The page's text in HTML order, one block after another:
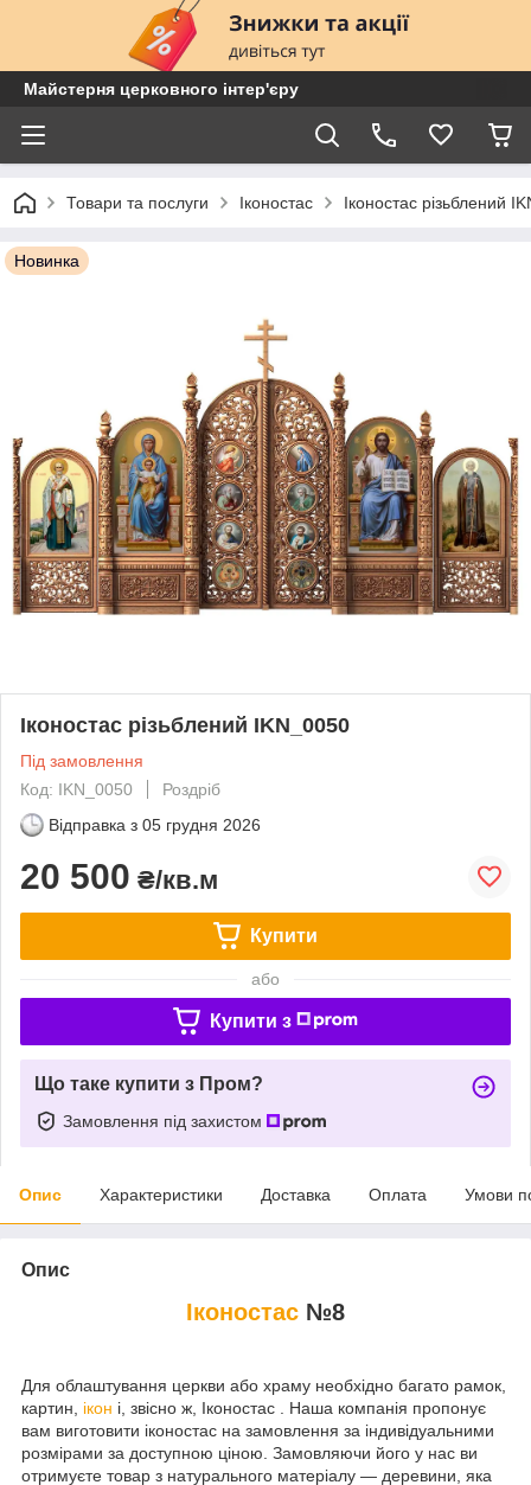
Майстерня церковного інтер'єру
Товари та послуги Іконостас Іконостас різьблений
Новинка
Іконостас різьблений IKN_0050
Під замовлення
Код: IKN_0050
Роздріб
Відправка з 05 грудня 2026
20 500 ₴/кв.м
Купити
або
Купити з
Що таке купити з Пром?
Замовлення під захистом
Опис Характеристики Доставка Оплата Умови
Опис
Іконостас №8
Для облаштування церкви або храму необхідно багато рамок,
картин, ікон і, звісно ж, Іконостас . Наша компанія пропонує
вам виготовити іконостас на замовлення за індивідуальними
розмірами за доступною ціною. Замовляючи його у нас ви
отримуєте товар з натурального матеріалу — деревини, яка